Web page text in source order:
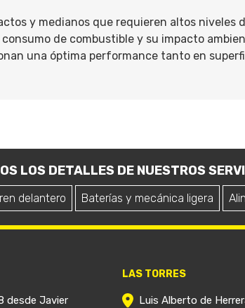
y medianos que requieren altos niveles
de combustible y su impacto
una óptima performance tanto en
LOS DETALLES DE NUESTROS
delantero Baterías y mecánica ligera
desde Javier
LAS TORRES
Luis Alberto de